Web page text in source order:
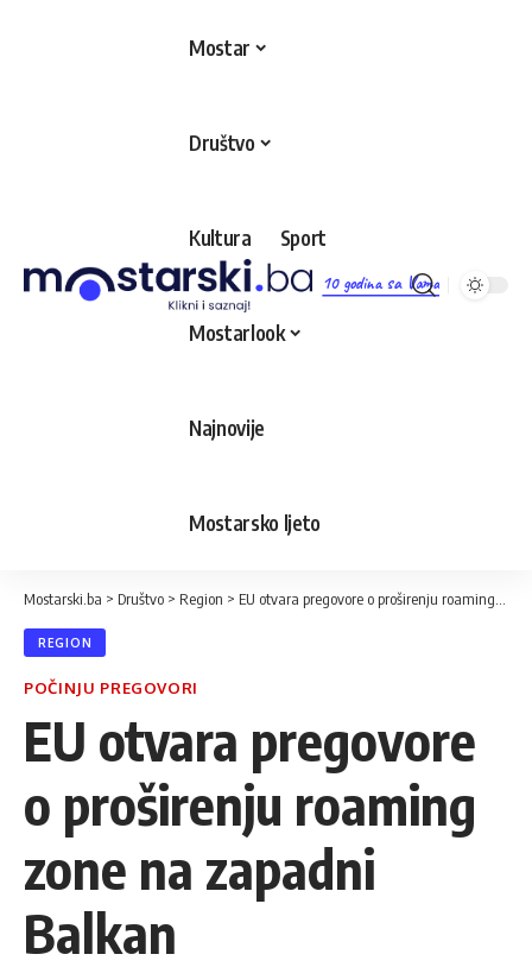
10 godina sa Vama
Mostar
Društvo
Kultura Sport
Mostarlook
Najnovije
Mostarsko ljeto
Mostarski.ba > Društvo > Region > EU otvara pregovore o proširenju roaming zone na zapadni Balkan
REGION
POČINJU PREGOVORI
EU otvara pregovore
o proširenju roaming
zone na zapadni
Balkan